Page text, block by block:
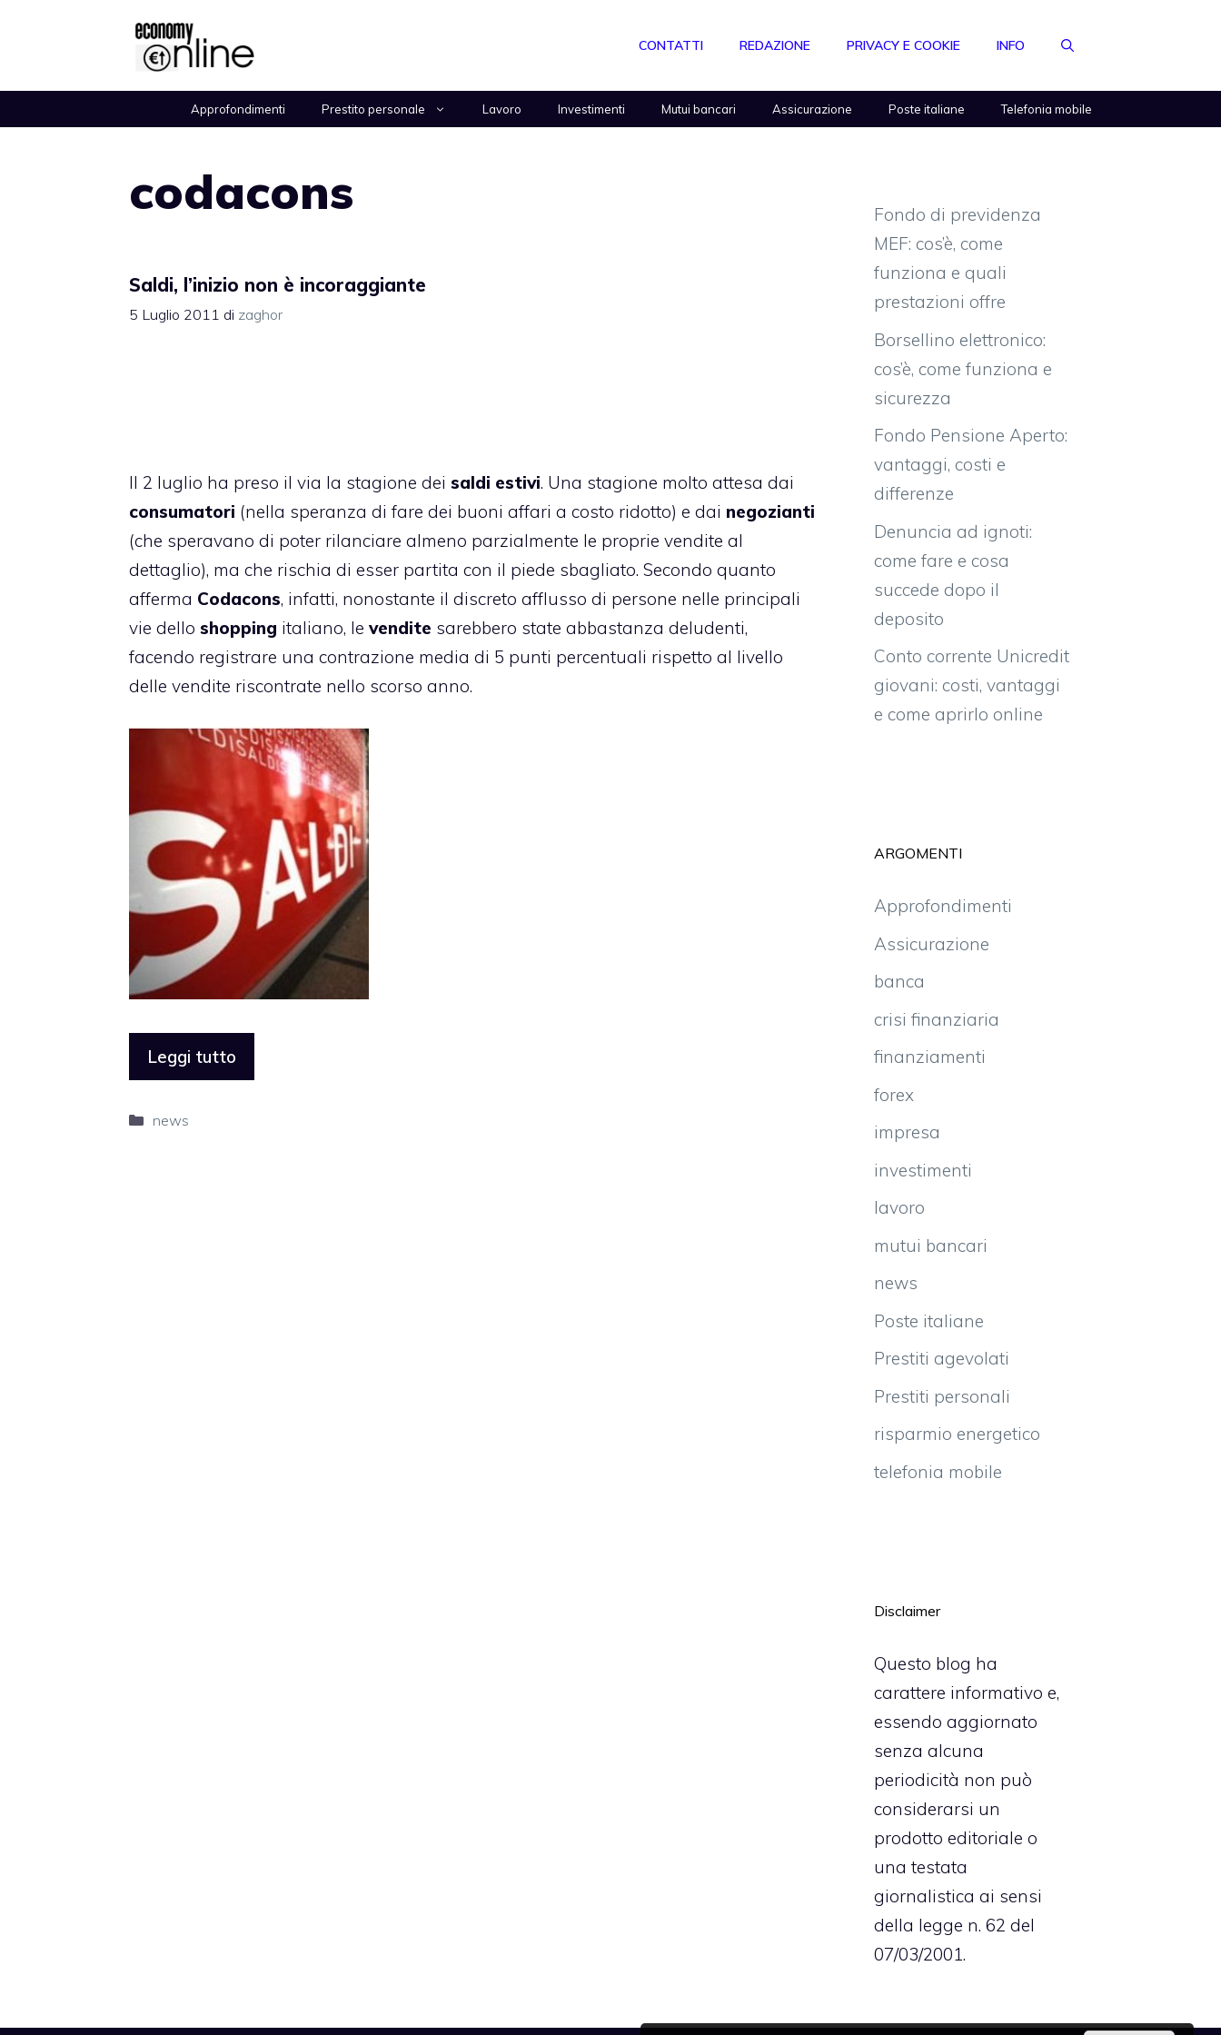
CONTATTI REDAZIONE PRIVACY E COOKIE INFO
Approfondimenti Prestito personale Lavoro Investimenti Mutui bancari Assicurazione Poste italiane Telefonia mobile
codacons
Saldi, l’inizio non è incoraggiante
5 Luglio 2011 di zaghor
Il 2 luglio ha preso il via la stagione dei saldi estivi. Una stagione molto attesa dai
consumatori (nella speranza di fare dei buoni affari a costo ridotto) e dai negozianti
(che speravano di poter rilanciare almeno parzialmente le proprie vendite al
dettaglio), ma che rischia di esser partita con il piede sbagliato. Secondo quanto
afferma Codacons, infatti, nonostante il discreto afflusso di persone nelle principali
vie dello shopping italiano, le vendite sarebbero state abbastanza deludenti,
facendo registrare una contrazione media di 5 punti percentuali rispetto al livello
delle vendite riscontrate nello scorso anno.
Leggi tutto
Categorie
news
Fondo di previdenza
MEF: cos’è, come
funziona e quali
prestazioni offre
Borsellino elettronico:
cos’è, come funziona e
sicurezza
Fondo Pensione Aperto:
vantaggi, costi e
differenze
Denuncia ad ignoti:
come fare e cosa
succede dopo il
deposito
Conto corrente Unicredit
giovani: costi, vantaggi
e come aprirlo online
ARGOMENTI
Approfondimenti
Assicurazione
banca
crisi finanziaria
finanziamenti
forex
impresa
investimenti
lavoro
mutui bancari
news
Poste italiane
Prestiti agevolati
Prestiti personali
risparmio energetico
telefonia mobile
Disclaimer
Questo blog ha
carattere informativo e,
essendo aggiornato
senza alcuna
periodicità non può
considerarsi un
prodotto editoriale o
una testata
giornalistica ai sensi
della legge n. 62 del
07/03/2001.